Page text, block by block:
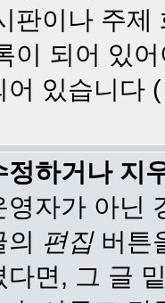
판이나 주
이 되어 있
어 있습니다 (
정하거나 지
자가 아닌
편집버튼
면, 그 글